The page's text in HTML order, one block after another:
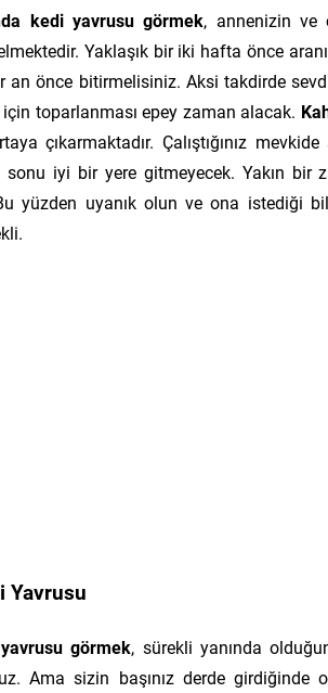
kedi yavrusu görmek, annenizin ve
Yaklaşık bir iki hafta önce
an önce bitirmelisiniz. Aksi takdirde
için toparlanması epey zaman alacak.
çıkarmaktadır. Çalıştığınız
sonu iyi bir yere gitmeyecek. Yakın
yüzden uyanık olun ve ona istediği
Yavrusu
görmek, sürekli yanında
Ama sizin başınız derde